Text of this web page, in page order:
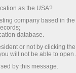
as the USA?
company based in
database.
or not by clicking
will not be able to
by this message.